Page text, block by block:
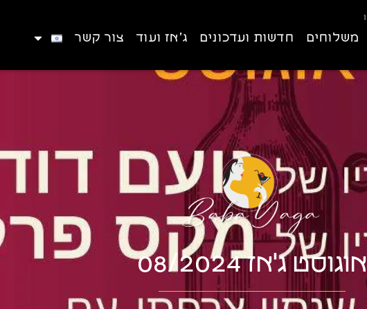
משלוחים חדשות ועדכונים ג’אז ועוד צור קשר
אוגוסט ג'אז 08/2024